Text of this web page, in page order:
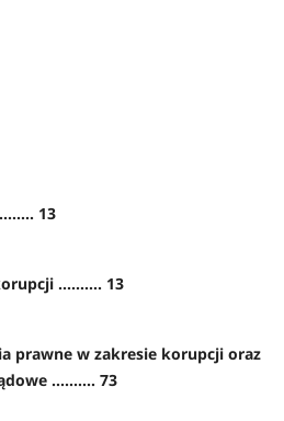
13
.......... 13
prawne w zakresie korupcji oraz
.......... 73